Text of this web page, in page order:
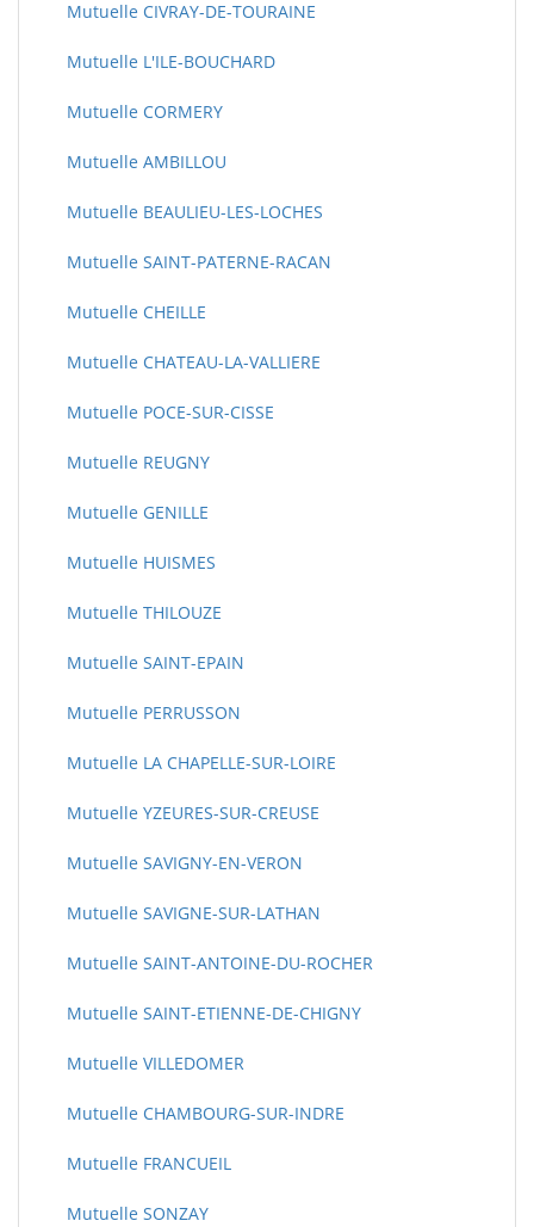
Mutuelle CIVRAY-DE-TOURAINE
Mutuelle L'ILE-BOUCHARD
Mutuelle CORMERY
Mutuelle AMBILLOU
Mutuelle BEAULIEU-LES-LOCHES
Mutuelle SAINT-PATERNE-RACAN
Mutuelle CHEILLE
Mutuelle CHATEAU-LA-VALLIERE
Mutuelle POCE-SUR-CISSE
Mutuelle REUGNY
Mutuelle GENILLE
Mutuelle HUISMES
Mutuelle THILOUZE
Mutuelle SAINT-EPAIN
Mutuelle PERRUSSON
Mutuelle LA CHAPELLE-SUR-LOIRE
Mutuelle YZEURES-SUR-CREUSE
Mutuelle SAVIGNY-EN-VERON
Mutuelle SAVIGNE-SUR-LATHAN
Mutuelle SAINT-ANTOINE-DU-ROCHER
Mutuelle SAINT-ETIENNE-DE-CHIGNY
Mutuelle VILLEDOMER
Mutuelle CHAMBOURG-SUR-INDRE
Mutuelle FRANCUEIL
Mutuelle SONZAY